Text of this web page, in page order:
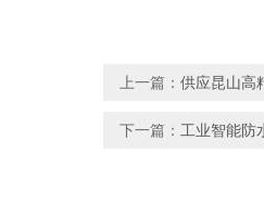
上一篇： 供应昆山高
下一篇： 工业智能防